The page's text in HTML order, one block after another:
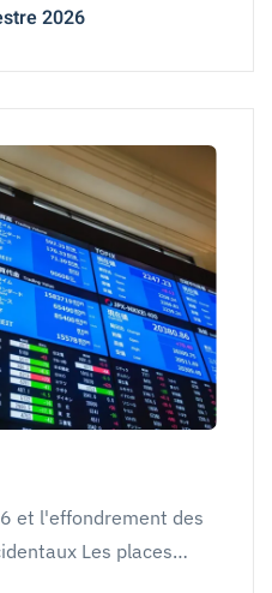
2026
et l'effondrement des
Les places…